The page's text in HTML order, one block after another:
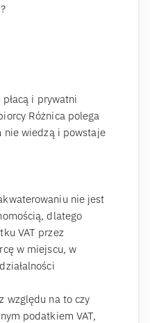
i prywatni
Różnica polega
nie wiedzą i powstaje
nie jest
dlatego
VAT przez
w miejscu, w
względu na to czy
podatkiem VAT,